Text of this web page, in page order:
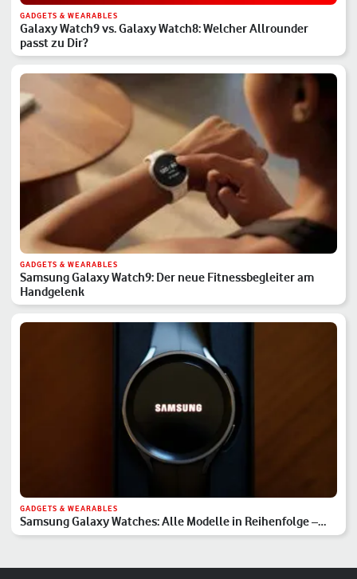
GADGETS & WEARABLES
Galaxy Watch9 vs. Galaxy Watch8: Welcher Allrounder
passt zu Dir?
GADGETS & WEARABLES
Samsung Galaxy Watch9: Der neue Fitnessbegleiter am
Handgelenk
GADGETS & WEARABLES
Samsung Galaxy Watches: Alle Modelle in Reihenfolge –
Hauptserie, Classic & Ultra